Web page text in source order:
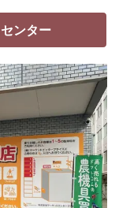
ンター